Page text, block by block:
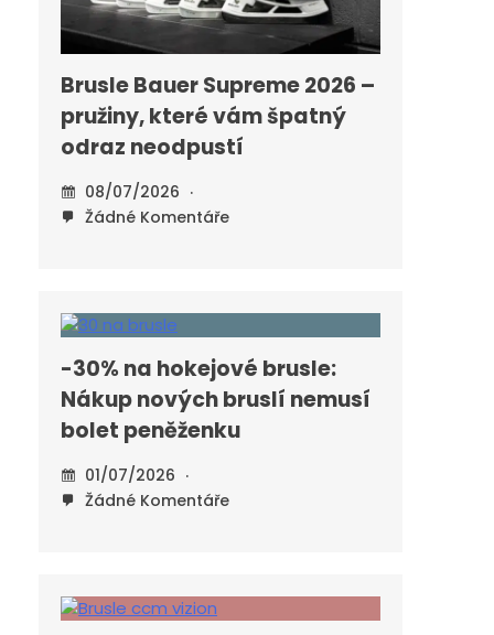
Brusle Bauer Supreme 2026 –
pružiny, které vám špatný
odraz neodpustí
08/07/2026
Žádné Komentáře
-30% na hokejové brusle:
Nákup nových bruslí nemusí
bolet peněženku
01/07/2026
Žádné Komentáře